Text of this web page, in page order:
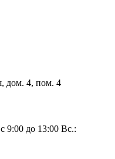
дом. 4, пом. 4
9:00 до 13:00 Вс.: